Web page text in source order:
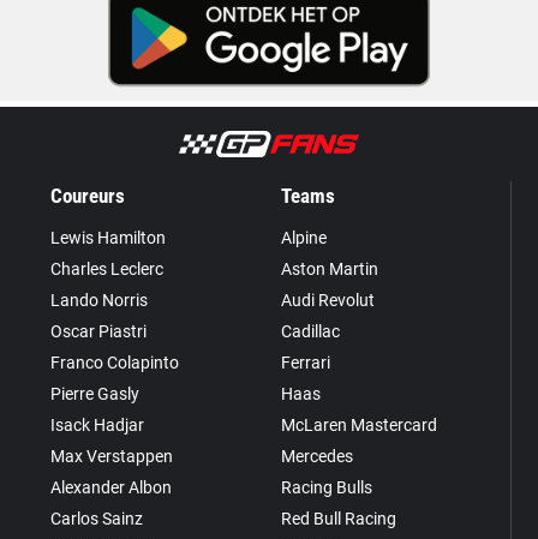
Coureurs
Lewis Hamilton
Charles Leclerc
Lando Norris
Oscar Piastri
Franco Colapinto
Pierre Gasly
Isack Hadjar
Max Verstappen
Alexander Albon
Carlos Sainz
Teams
Alpine
Aston Martin
Audi Revolut
Cadillac
Ferrari
Haas
McLaren Mastercard
Mercedes
Racing Bulls
Red Bull Racing